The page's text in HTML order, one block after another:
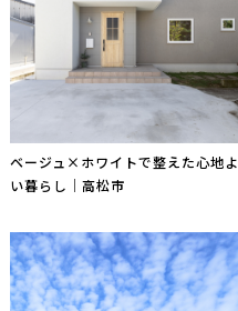
ベージュ×ホワイトで整えた心地よ
い暮らし｜高松市